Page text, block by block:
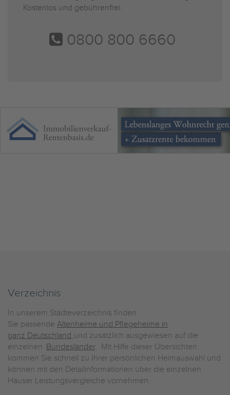
Kostenlos und gebührenfrei.
0800 800 6660
Verzeichnis
In unserem Städteverzeichnis finden
Sie passende Altenheime und Pflegeheime in
ganz Deutschland und zusätzlich ausgewiesen auf die
einzelnen Bundesländer. Mit Hilfe dieser Übersichten
kommen Sie schnell zu Ihrer persönlichen Heimauswahl und
können mit den Detailinformationen über die einzelnen
Häuser Leistungsvergleiche vornehmen.